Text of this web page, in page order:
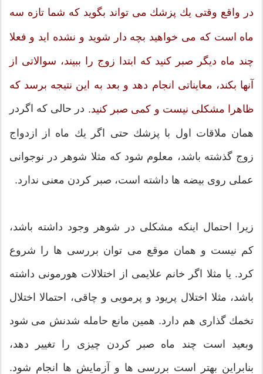
در واقع وقتی یك پزشك می تواند بگوید كه شما تازه سه
ماه است كه می خواهید بچه دار شوید و نشده اید و فعلا
چند ماه دیگر صبر كنید كه ابتدا زوج را ببیند، سوالاتی از
آنها بكند، معایناتی انجام دهد و بعد به این نتیجه برسد كه
ظاهرا مشكلی نیست و كمی صبر كنید. در حالی كه اگردر
همان ملاقات اول با پزشك حتی اگر یك ماه از ازدواج
زوج گذشته باشد، معلوم شود كه مثلا شوهر در نوجوانی
عملی روی بیضه ها داشته است، صبر كردن معنی ندارد.
زیرا احتمال اینكه مشكلی در شوهر وجود داشته باشد،
كم نیست و همان موقع می توان بررسی ها را شروع
كرد. یا مثلا اگر خانم علایمی از اختلالات هورمونی داشته
باشد، مثلا اختلال پریود و پرمویی و چاقی، احتمالا اختلال
تخمك گذاری هم دارد. همین مانع حامله شدنش می شود
وبعید است چند ماه صبر كردن چیزی را تغییر دهد،
بنابراین بهتر است بررسی ها و آزمایش ها انجام شود.